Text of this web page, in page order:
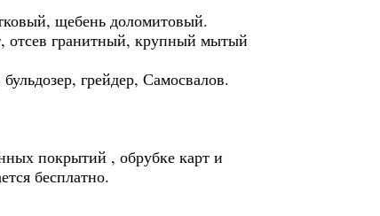
щебень доломитовый.
отсев гранитный, крупный мытый
грейдер, Самосвалов.
покрытий , обрубке карт и
бесплатно.